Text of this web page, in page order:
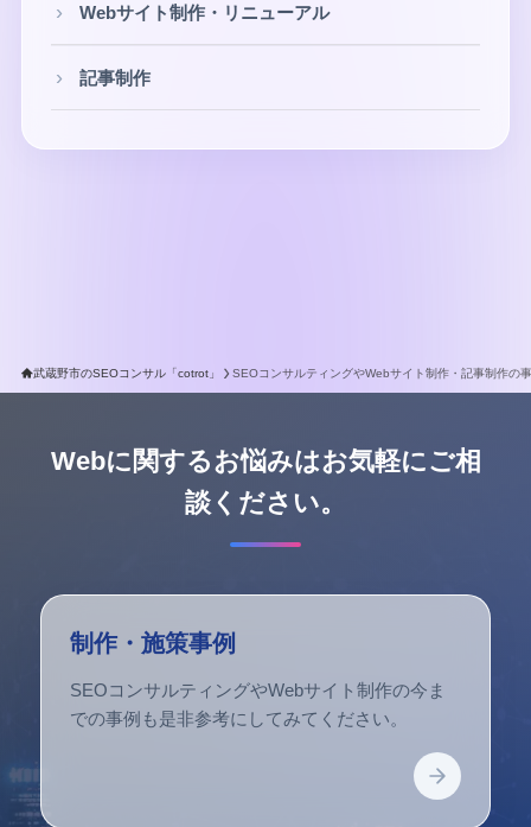
Webサイト制作・リニューアル
記事制作
武蔵野市のSEOコンサル「cotrot」 SEOコンサルティングやWebサイト制作・記事制作の
Webに関するお悩みはお気軽にご相
談ください。
制作・施策事例
SEOコンサルティングやWebサイト制作の今ま
での事例も是非参考にしてみてください。